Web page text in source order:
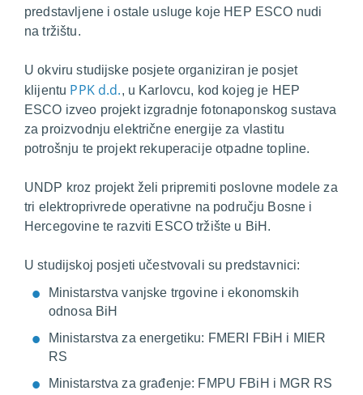
predstavljene i ostale usluge koje HEP ESCO nudi
na tržištu.
U okviru studijske posjete organiziran je posjet
klijentu PPK d.d., u Karlovcu, kod kojeg je HEP
ESCO izveo projekt izgradnje fotonaponskog sustava
za proizvodnju električne energije za vlastitu
potrošnju te projekt rekuperacije otpadne topline.
UNDP kroz projekt želi pripremiti poslovne modele za
tri elektroprivrede operativne na području Bosne i
Hercegovine te razviti ESCO tržište u BiH.
U studijskoj posjeti učestvovali su predstavnici:
Ministarstva vanjske trgovine i ekonomskih
odnosa BiH
Ministarstva za energetiku: FMERI FBiH i MIER
RS
Ministarstva za građenje: FMPU FBiH i MGR RS